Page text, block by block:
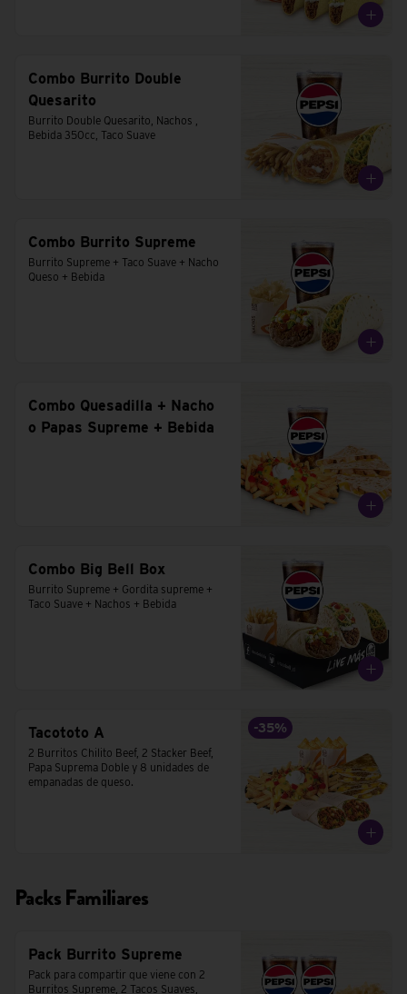
Combo Burrito Double
Quesarito
Burrito Double Quesarito, Nachos ,
Bebida 350cc, Taco Suave
Combo Burrito Supreme
Burrito Supreme + Taco Suave + Nacho
Queso + Bebida
Combo Quesadilla + Nacho
o Papas Supreme + Bebida
Combo Big Bell Box
Burrito Supreme + Gordita supreme +
Taco Suave + Nachos + Bebida
-35%
Tacototo A
2 Burritos Chilito Beef, 2 Stacker Beef,
Papa Suprema Doble y 8 unidades de
empanadas de queso.
Packs Familiares
Pack Burrito Supreme
Pack para compartir que viene con 2
Burritos Supreme, 2 Tacos Suaves,